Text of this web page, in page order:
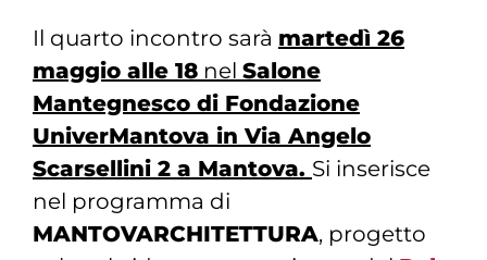
Il quarto incontro sarà martedì 26
maggio alle 18nel Salone
Mantegnesco di Fondazione
UniverMantova in Via Angelo
Scarsellini 2 a Mantova. Si inserisce
nel programma di
MANTOVARCHITETTURA, progetto